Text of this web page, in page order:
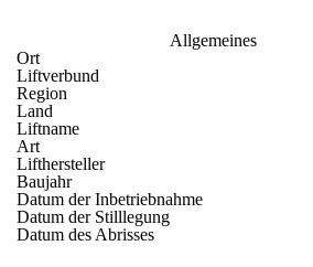
Allgemeines
Ort
Liftverbund
Region
Land
Liftname
Art
Lifthersteller
Baujahr
Datum der Inbetriebnahme
Datum der Stilllegung
Datum des Abrisses